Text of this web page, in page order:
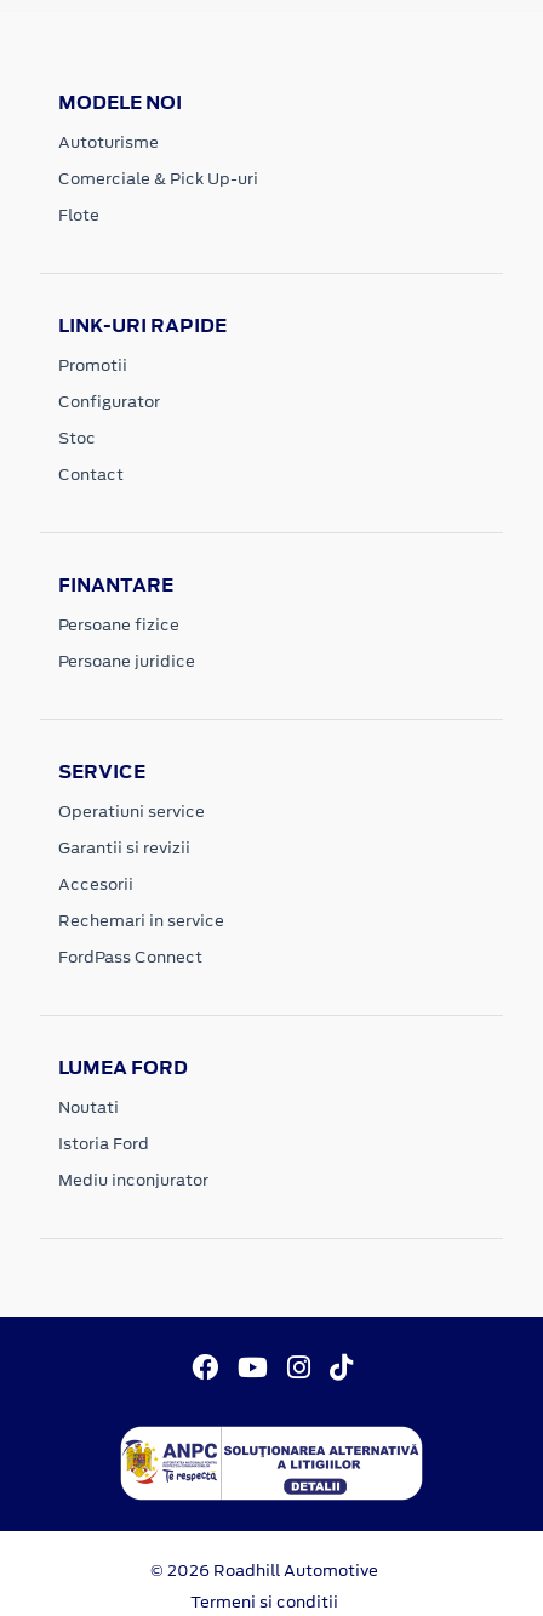
MODELE NOI
Autoturisme
Comerciale & Pick Up-uri
Flote
LINK-URI RAPIDE
Promotii
Configurator
Stoc
Contact
FINANTARE
Persoane fizice
Persoane juridice
SERVICE
Operatiuni service
Garantii si revizii
Accesorii
Rechemari in service
FordPass Connect
LUMEA FORD
Noutati
Istoria Ford
Mediu inconjurator
© 2026 Roadhill Automotive
Termeni si conditii